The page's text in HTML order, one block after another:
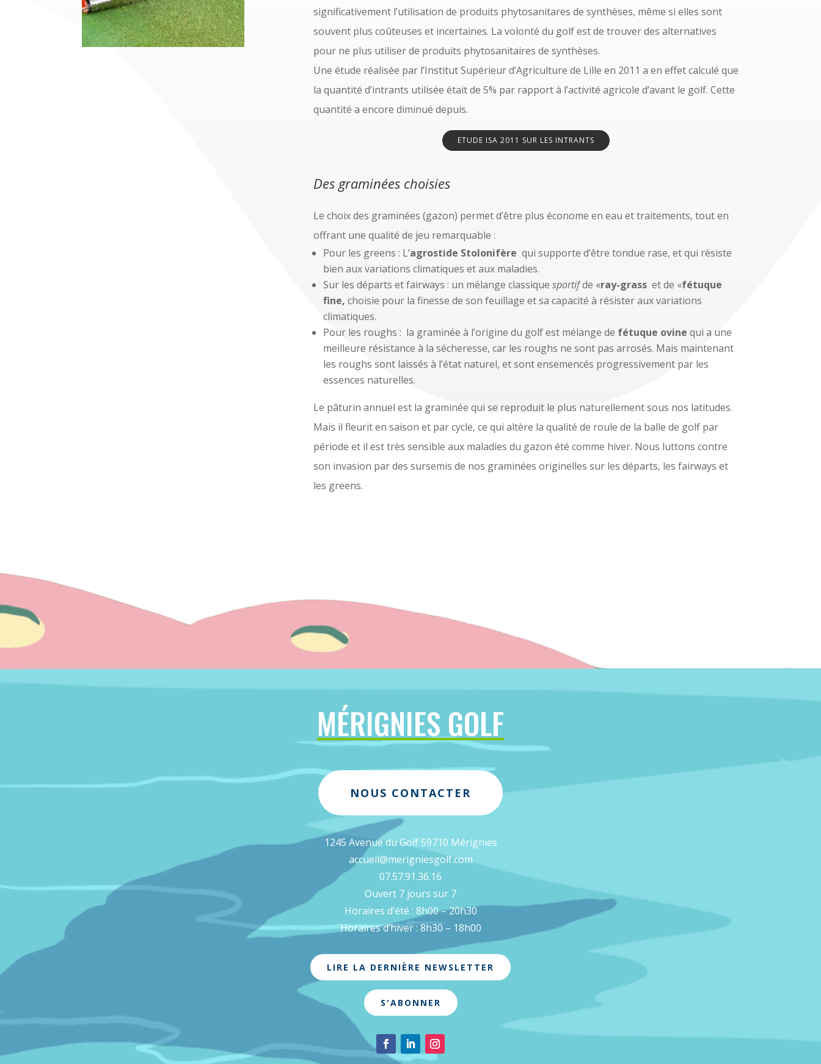
significativement l’utilisation de produits phytosanitares de synthèses, même si elles sont
souvent plus coûteuses et incertaines. La volonté du golf est de trouver des alternatives
pour ne plus utiliser de produits phytosanitaires de synthèses.
Une étude réalisée par l’Institut Supérieur d’Agriculture de Lille en 2011 a en effet calculé que
la quantité d’intrants utilisée était de 5% par rapport à l’activité agricole d’avant le golf. Cette
quantité a encore diminué depuis.
ETUDE ISA 2011 SUR LES INTRANTS
Des graminées choisies
Le choix des graminées (gazon) permet d’être plus économe en eau et traitements, tout en
offrant une qualité de jeu remarquable :
Pour les greens : L’agrostide Stolonifère qui supporte d’être tondue rase, et qui résiste
bien aux variations climatiques et aux maladies.
Sur les départs et fairways : un mélange classique sportifde «ray-grasset de «fétuque
fine, choisie pour la finesse de son feuillage et sa capacité à résister aux variations
climatiques.
Pour les roughs : la graminée à l’origine du golf est mélange de fétuque ovine qui a une
meilleure résistance à la sécheresse, car les roughs ne sont pas arrosés. Mais maintenant
les roughs sont laissés à l’état naturel, et sont ensemencés progressivement par les
essences naturelles.
Le pâturin annuel est la graminée qui se reproduit le plus naturellement sous nos latitudes.
Mais il fleurit en saison et par cycle, ce qui altère la qualité de roule de la balle de golf par
période et il est très sensible aux maladies du gazon été comme hiver. Nous luttons contre
son invasion par des sursemis de nos graminées originelles sur les départs, les fairways et
les greens.
MÉRIGNIES GOLF
NOUS CONTACTER
1245 Avenue du Golf 59710 Mérignies
accueil@merigniesgolf.com
07.57.91.36.16
Ouvert 7 jours sur 7
Horaires d’été : 8h00 – 20h30
Horaires d’hiver : 8h30 – 18h00
LIRE LA DERNIÈRE NEWSLETTER
S'ABONNER